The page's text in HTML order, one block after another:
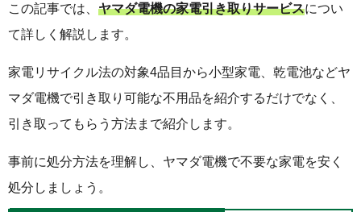
この記事では、 ヤマダ電機の家電引き取りサービスについ
て詳しく解説します。
家電リサイクル法の対象4品目から小型家電、乾電池などヤ
マダ電機で引き取り可能な不用品を紹介するだけでなく、
引き取ってもらう方法まで紹介します。
事前に処分方法を理解し、ヤマダ電機で不要な家電を安く
処分しましょう。